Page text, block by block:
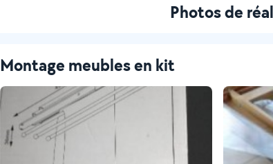
Photos de
Montage meubles en kit